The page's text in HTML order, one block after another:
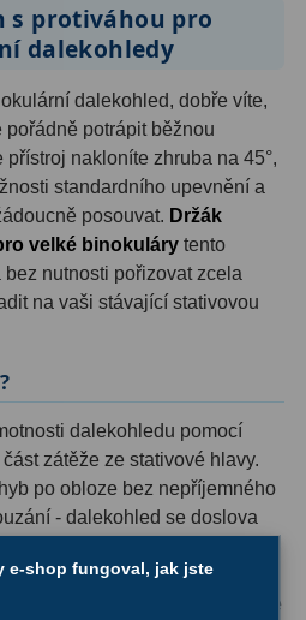
s protiváhou pro
dalekohledy
dalekohled, dobře víte,
potrápit běžnou
nakloníte zhruba na 45°,
standardního upevnění a
posouvat. Držák
velké binokuláry tento
nutnosti pořizovat zcela
na vaši stávající stativovou
dalekohledu pomocí
zátěže ze stativové hlavy.
po obloze bez nepříjemného
- dalekohled se doslova
Pro každého, kdo někdy
s těžkým binokulárem na
rozdíl v komfortu i kvalitě
e-shop fungoval, jak jste